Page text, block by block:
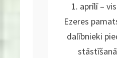
1. aprīlī –
Ezeres
dalībnieki